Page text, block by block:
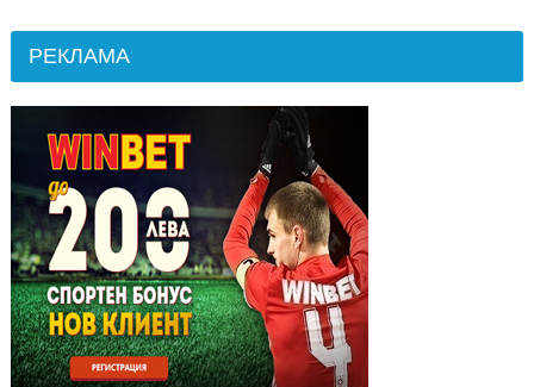
РЕКЛАМА